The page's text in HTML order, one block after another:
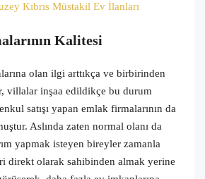
Kıbrıs Müstakil Ev İlanları
Kalitesi
olan ilgi arttıkça ve birbirinden
villalar inşaa edildikçe bu durum
satışı yapan emlak firmalarının da
Aslında zaten normal olanı da
yapmak isteyen bireyler zamanla
direkt olarak sahibinden almak yerine